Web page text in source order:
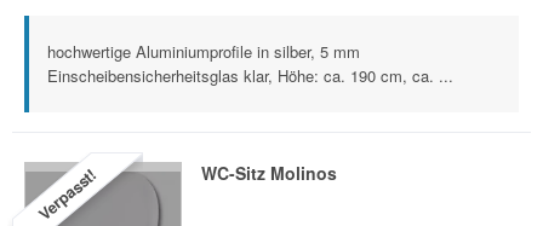
hochwertige Aluminiumprofile in silber, 5 mm
Einscheibensicherheitsglas klar, Höhe: ca. 190 cm, ca. ...
Verpasst! WC-Sitz Molinos